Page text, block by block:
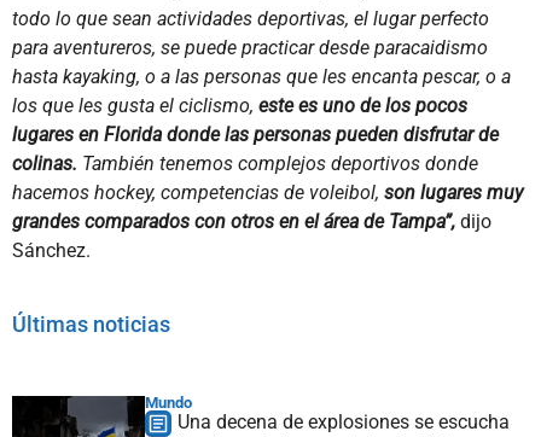
todo lo que sean actividades deportivas, el lugar perfecto
para aventureros, se puede practicar desde paracaidismo
hasta kayaking, o a las personas que les encanta pescar, o a
los que les gusta el ciclismo, este es uno de los pocos
lugares en Florida donde las personas pueden disfrutar de
colinas. También tenemos complejos deportivos donde
hacemos hockey, competencias de voleibol, son lugares muy
grandes comparados con otros en el área de Tampa”, dijo
Sánchez.
Últimas noticias
Mundo
Una decena de explosiones se escucha